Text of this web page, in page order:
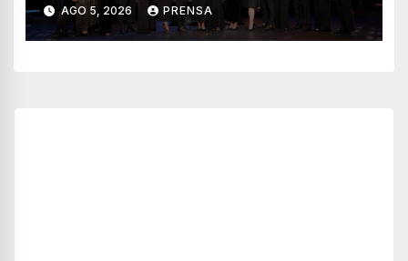
turismo en México
AGO 5, 2026 PRENSA